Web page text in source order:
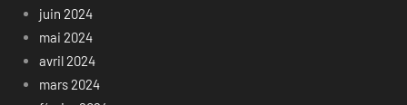
juin 2024
mai 2024
avril 2024
mars 2024